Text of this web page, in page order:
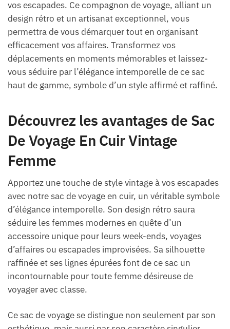
vos escapades. Ce compagnon de voyage, alliant un
design rétro et un artisanat exceptionnel, vous
permettra de vous démarquer tout en organisant
efficacement vos affaires. Transformez vos
déplacements en moments mémorables et laissez-
vous séduire par l’élégance intemporelle de ce sac
haut de gamme, symbole d’un style affirmé et raffiné.
Découvrez les avantages de Sac
De Voyage En Cuir Vintage
Femme
Apportez une touche de style vintage à vos escapades
avec notre sac de voyage en cuir, un véritable symbole
d’élégance intemporelle. Son design rétro saura
séduire les femmes modernes en quête d’un
accessoire unique pour leurs week-ends, voyages
d’affaires ou escapades improvisées. Sa silhouette
raffinée et ses lignes épurées font de ce sac un
incontournable pour toute femme désireuse de
voyager avec classe.
Ce sac de voyage se distingue non seulement par son